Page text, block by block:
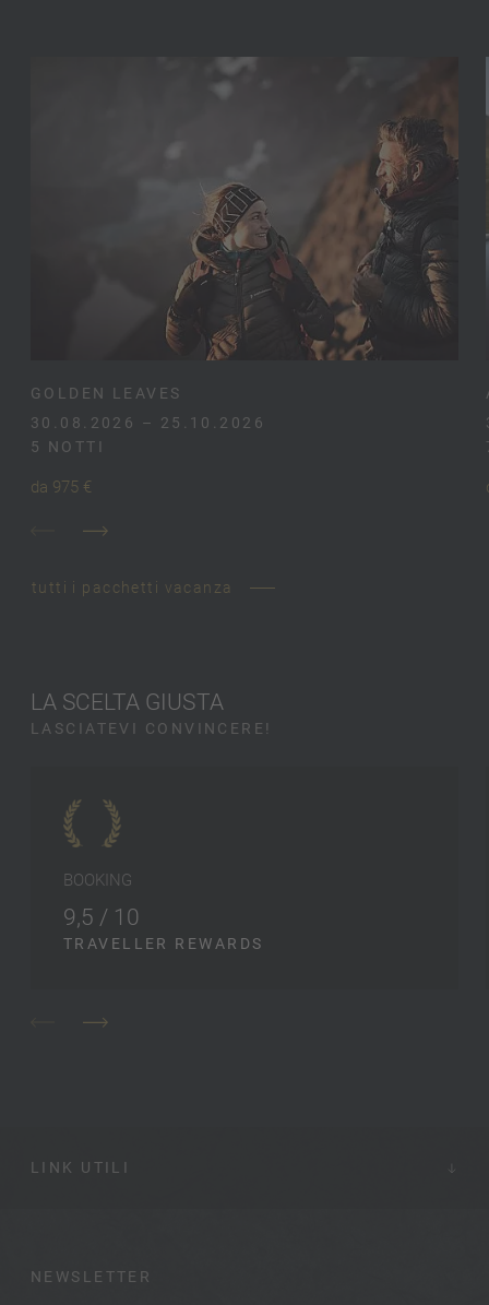
GOLDEN LEAVES
30.08.2026 – 25.10.2026
5 NOTTI
da 975 €
tutti i pacchetti vacanza
LA SCELTA GIUSTA
LASCIATEVI CONVINCERE!
BOOKING
9,5 / 10
TRAVELLER REWARDS
LINK UTILI
NEWSLETTER